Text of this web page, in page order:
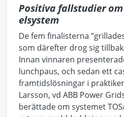
Positiva fallstudier
elsystem
De fem finalisterna
som därefter drog sig
Innan vinnaren
lunchpaus, och sedan ett
framtidslösningar i
Larsson, vd ABB Power
berättade om systemet